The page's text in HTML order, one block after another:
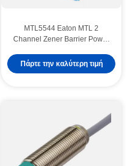
MTL5544 Eaton MTL 2
Channel Zener Barrier Power
Πάρτε την καλύτερη τιμή